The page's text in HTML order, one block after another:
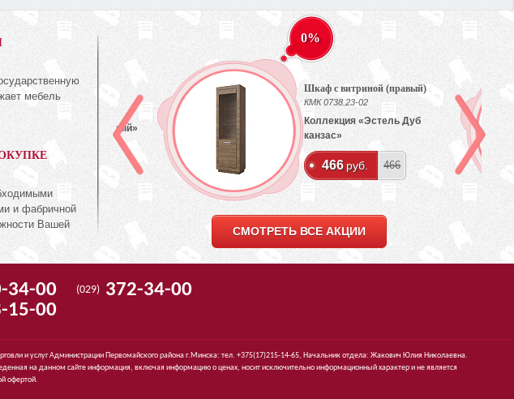
мебель
и фабричной
Вашей
Шкаф для одежды
Коллекция «Эстель Белый»
635руб.
0%
Шкаф с витриной (правый)
КМК 0738.23-02
Коллекция «Эстель Дуб
канзас»
466 руб. 466
СМОТРЕТЬ ВСЕ АКЦИИ
34-00 (029) 372-34-00
15-00
и услуг Администрации Первомайского района г.Минска: тел. +375(17)215-14-65, Начальник отдела: Жакович Юлия Николаевна.
на данном сайте информация, включая информацию о ценах, носит исключительно информационный характер и не является
офертой.